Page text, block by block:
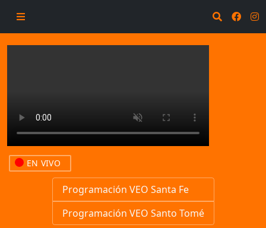
EN VIVO
Programación VEO Santa Fe
Programación VEO Santo Tomé